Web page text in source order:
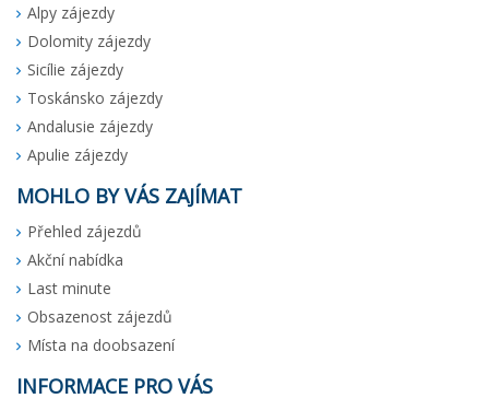
Alpy zájezdy
Dolomity zájezdy
Sicílie zájezdy
Toskánsko zájezdy
Andalusie zájezdy
Apulie zájezdy
MOHLO BY VÁS ZAJÍMAT
Přehled zájezdů
Akční nabídka
Last minute
Obsazenost zájezdů
Místa na doobsazení
INFORMACE PRO VÁS